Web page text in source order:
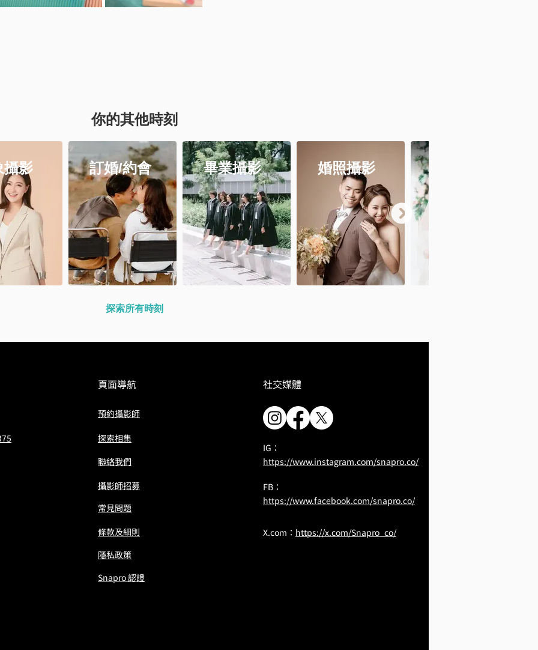
你的​其他時刻
攝影 訂婚/約會 畢業攝影 婚照攝影
探索所有時刻
頁面導航
預約攝影師
​探索相集
聯絡我們
攝影師招募
常見問題
條款及細則
隱私政策
Snapro 認證
​社交媒體
IG：
https://www.instagram.com/snapro.co/
FB：
https://www.facebook.com/snapro.co/
X.com： https://x.com/Snapro_co/